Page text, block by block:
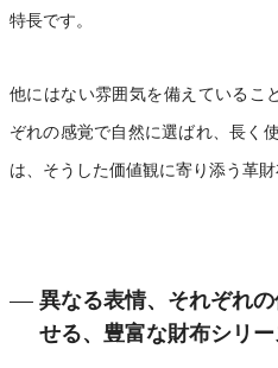
特長です。
他にはない雰囲気を備えているこ
ぞれの感覚で自然に選ばれ、長く
は、そうした価値観に寄り添う革財
異なる表情、それぞれ
せる、豊富な財布シリー